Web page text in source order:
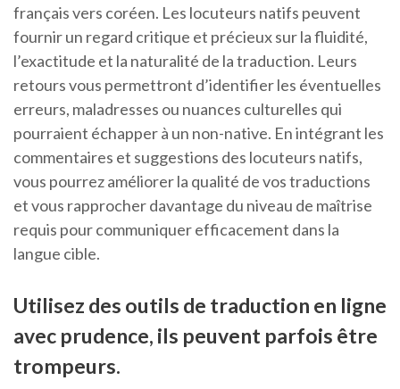
français vers coréen. Les locuteurs natifs peuvent
fournir un regard critique et précieux sur la fluidité,
l’exactitude et la naturalité de la traduction. Leurs
retours vous permettront d’identifier les éventuelles
erreurs, maladresses ou nuances culturelles qui
pourraient échapper à un non-native. En intégrant les
commentaires et suggestions des locuteurs natifs,
vous pourrez améliorer la qualité de vos traductions
et vous rapprocher davantage du niveau de maîtrise
requis pour communiquer efficacement dans la
langue cible.
Utilisez des outils de traduction en ligne
avec prudence, ils peuvent parfois être
trompeurs.